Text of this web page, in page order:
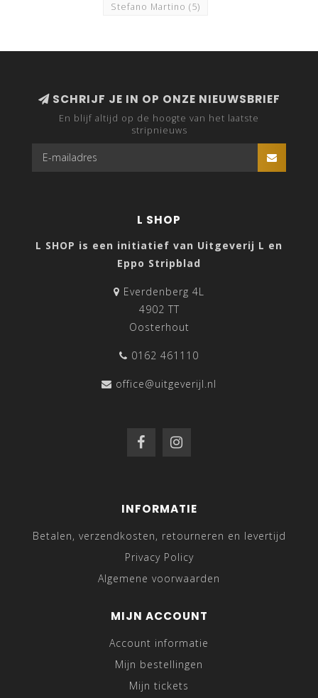
Stefano Martino (5)
SCHRIJF JE IN OP ONZE NIEUWSBRIEF
En blijf altijd op de hoogte van het laatste
stripnieuws
L SHOP
L SHOP is een initiatief van Uitgeverij L en
Eppo Stripblad
Everdenberg 4L
4902 TT
Oosterhout
0162 461110
office@uitgeverijl.nl
INFORMATIE
Betalen, verzendkosten, retourneren en levertijd
Privacy Policy
Algemene voorwaarden
MIJN ACCOUNT
Account informatie
Mijn bestellingen
Mijn tickets